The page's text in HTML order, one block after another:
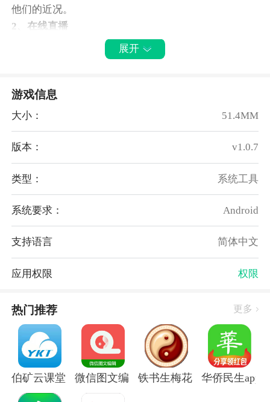
他们的近况。
2、在线直播
软件内置直播功能，用户可以随时观看自己喜欢明星的
直播节目，与明星进行线上互动，近距离感受他们的魅
3、互动留言
提供了留言功能，用户可以给喜欢的明星留言，表达自
互动。
4、会员特权
软件为用户提供会员特权，会员可以享受到更多的福
利，例如专属的线下见面会、抢先购买明星的周边商品
等特殊待遇。
软件亮点
1、建立了一个粉丝社区，与其他同样喜爱明星的粉丝
进行交流和互动，分享喜爱和经历，增加粉丝之间的凝
2、会不定期举办各种活动，例如线上明星见面会、投
票活动等，可以积极参与，与明星互动，获得更多的奖
励和福利。
3、根据用户的浏览历史和兴趣偏好，为用户推荐更符
合他们口味的明星内容，能够更加全面地了解自己喜欢
的明星。
展开
游戏信息
大小： 51.4MM
版本： v1.0.7
类型： 系统工具
系统要求： Android
支持语言 简体中文
应用权限 权限
热门推荐 更多
伯矿云课堂手机版微信图文编辑大师软件
铁书生梅花app华侨民生app